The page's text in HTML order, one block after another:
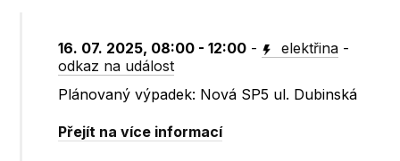
16. 07. 2025, 08:00 - 12:00 - elektřina -
odkaz na událost
Plánovaný výpadek: Nová SP5 ul. Dubinská
Přejít na více informací